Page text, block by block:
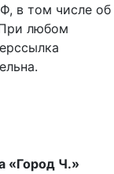
в том числе об
любом
«Город Ч.»